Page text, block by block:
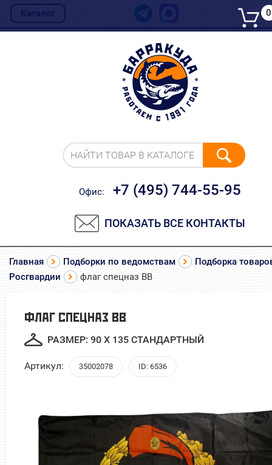
Каталог
НАЙТИ ТОВАР В КАТАЛОГЕ
Офис: +7 (495) 744-55-95
ПОКАЗАТЬ ВСЕ КОНТАКТЫ
0
Главная Подборки по ведомствам
Подборка
Росгвардии
флаг спецназ ВВ
ФЛАГ СПЕЦНАЗ ВВ
РАЗМЕР: 90 Х 135 СТАНДАРТНЫЙ
Артикул: 35002078 ID: 6536